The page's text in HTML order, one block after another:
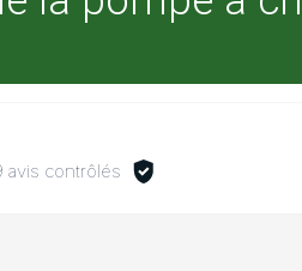
avis contrôlés